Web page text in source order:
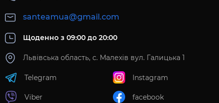
santeamua@gmail.com
Щоденно з 09:00 до 20:00
Львівська область, с. Малехів вул. Галицька 1
Telegram
Viber
Instagram
facebook